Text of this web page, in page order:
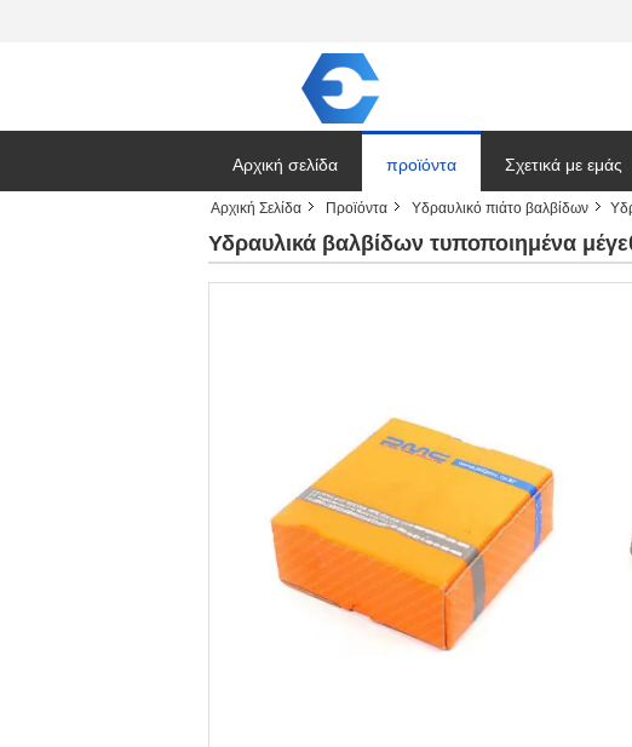
Αρχική σελίδα προϊόντα Σχετικά με εμάς
Ζητήστε ένα
Αρχική Σελίδα Προϊόντα Υδραυλικό πιάτο βαλβίδων
Υδραυλικά βαλβίδων τυποποιημένα